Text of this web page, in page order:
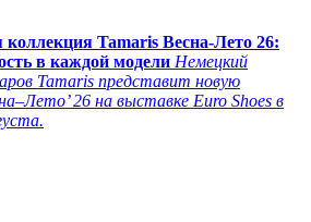
коллекция Tamaris Весна-Лето 26:
в каждой модели Немецкий
Tamaris представит новую
26 на выставке Euro Shoes в